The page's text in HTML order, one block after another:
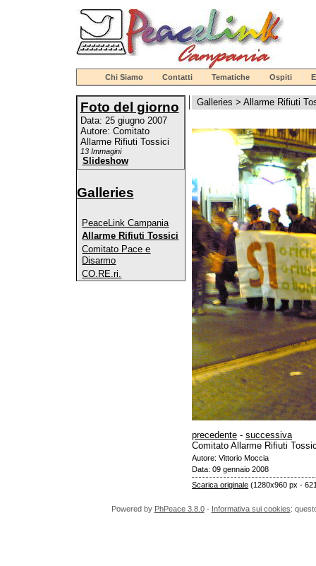
Chi Siamo Contatti Tematiche Ospiti
Foto del giorno
Data: 25 giugno 2007
Autore: Comitato
Allarme Rifiuti Tossici
13 Immagini
Slideshow
Galleries
PeaceLink Campania
Allarme Rifiuti Tossici
Comitato Pace e
Disarmo
CO.RE.ri.
Galleries > Allarme Rifiuti
precedente -successiva
Comitato Allarme Rifiuti
Autore: Vittorio Moccia
Data: 09 gennaio 2008
Scarica originale (1280x960 px -
Powered by PhPeace 3.8.0- Informativa sui cookies: